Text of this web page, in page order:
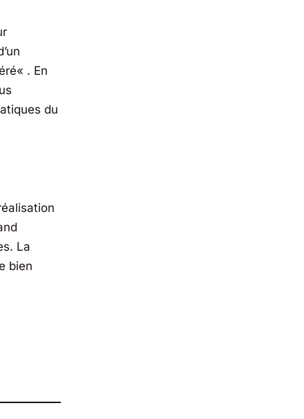
« . En
du
La
bien